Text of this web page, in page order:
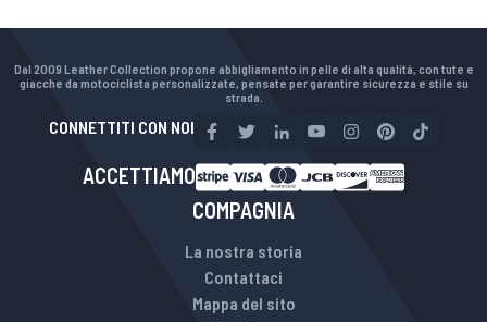
Dal 2009 Leather Collection propone abbigliamento in pelle di alta qualità, con tute e
giacche da motociclista personalizzate, pensate per garantire sicurezza e stile su
strada.
CONNETTITI CON NOI
ACCETTIAMO
COMPAGNIA
La nostra storia
Contattaci
Mappa del sito